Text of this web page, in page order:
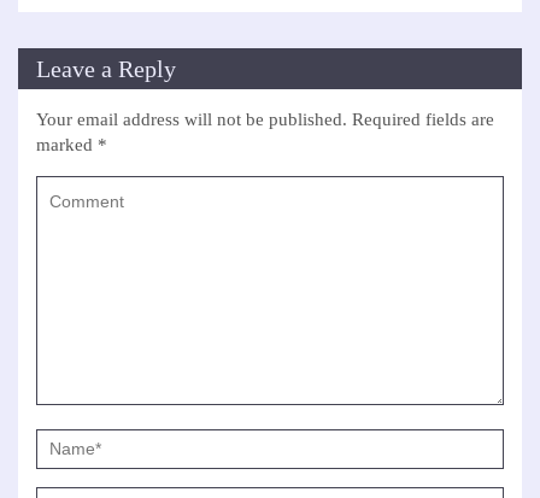
Leave a Reply
Your email address will not be published. Required fields are
marked *